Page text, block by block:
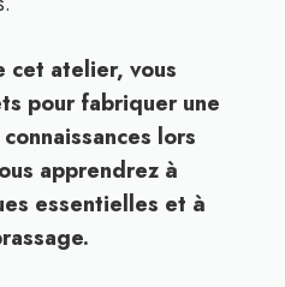
cet atelier, vous
pour fabriquer une
lors
apprendrez à
essentielles et à